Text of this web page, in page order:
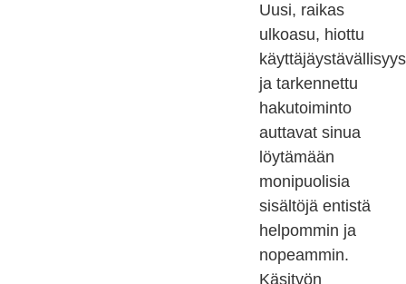
Uusi, raikas
ulkoasu, hiottu
käyttäjäystävällisyys
ja tarkennettu
hakutoiminto
auttavat sinua
löytämään
monipuolisia
sisältöjä entistä
helpommin ja
nopeammin.
Käsityön